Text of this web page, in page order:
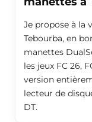
Je propose à la
Tebourba, en
manettes
les jeux FC 26,
version
lecteur de
DT.